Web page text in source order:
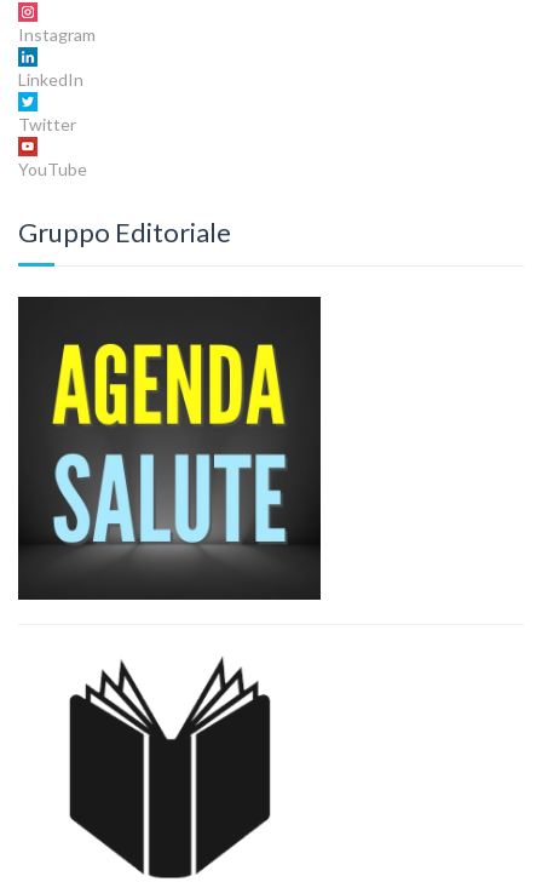
Instagram
LinkedIn
Twitter
YouTube
Gruppo Editoriale